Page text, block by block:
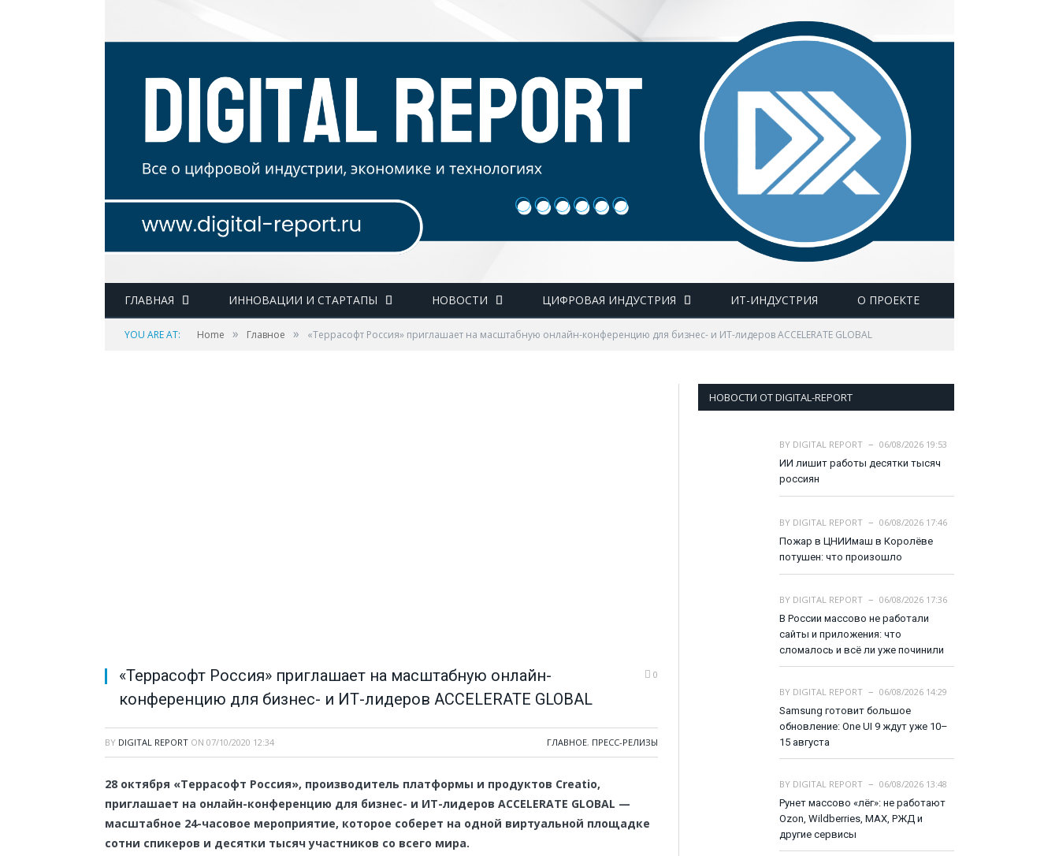
ГЛАВНАЯ ИННОВАЦИИ И СТАРТАПЫ НОВОСТИ ЦИФРОВАЯ ИНДУСТРИЯ ИТ-ИНДУСТРИЯ О ПРОЕКТЕ
YOU ARE AT: Home » Главное » «Террасофт Россия» приглашает на масштабную онлайн-конференцию для бизнес- и ИТ-лидеров ACCELERATE GLOBAL
«Террасофт Россия» приглашает на масштабную онлайн-
конференцию для бизнес- и ИТ-лидеров ACCELERATE GLOBAL
0
BY DIGITAL REPORT ON 07/10/2020 12:34 ГЛАВНОЕ, ПРЕСС-РЕЛИЗЫ
28 октября «Террасофт Россия», производитель платформы и продуктов Creatio,
приглашает на онлайн-конференцию для бизнес- и ИТ-лидеров ACCELERATE GLOBAL —
масштабное 24-часовое мероприятие, которое соберет на одной виртуальной площадке
сотни спикеров и десятки тысяч участников со всего мира.
НОВОСТИ ОТ DIGITAL-REPORT
BY DIGITAL REPORT
06/08/2026 19:53
ИИ лишит работы десятки тысяч
россиян
BY DIGITAL REPORT
06/08/2026 17:46
Пожар в ЦНИИмаш в Королёве
потушен: что произошло
BY DIGITAL REPORT
06/08/2026 17:36
В России массово не работали
сайты и приложения: что
сломалось и всё ли уже починили
BY DIGITAL REPORT
06/08/2026 14:29
Samsung готовит большое
обновление: One UI 9 ждут уже 10–
15 августа
BY DIGITAL REPORT
06/08/2026 13:48
Рунет массово «лёг»: не работают
Ozon, Wildberries, MAX, РЖД и
другие сервисы